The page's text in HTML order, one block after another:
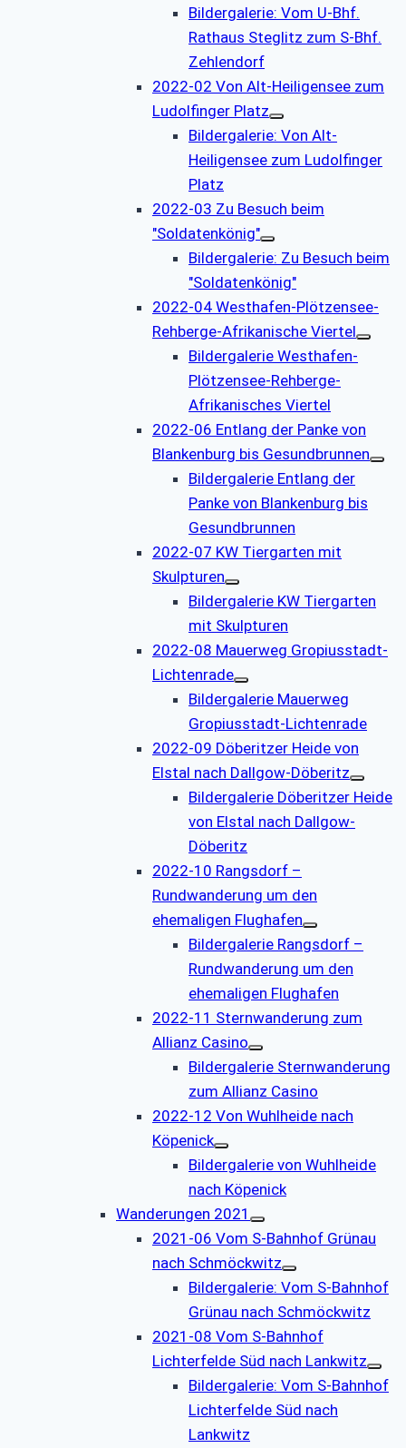
Bildergalerie: Vom U-Bhf.
Rathaus Steglitz zum S-Bhf.
Zehlendorf
2022-02 Von Alt-Heiligensee zum
Ludolfinger Platz
Bildergalerie: Von Alt-
Heiligensee zum Ludolfinger
Platz
2022-03 Zu Besuch beim
"Soldatenkönig"
Bildergalerie: Zu Besuch beim
"Soldatenkönig"
2022-04 Westhafen-Plötzensee-
Rehberge-Afrikanische Viertel
Bildergalerie Westhafen-
Plötzensee-Rehberge-
Afrikanisches Viertel
2022-06 Entlang der Panke von
Blankenburg bis Gesundbrunnen
Bildergalerie Entlang der
Panke von Blankenburg bis
Gesundbrunnen
2022-07 KW Tiergarten mit
Skulpturen
Bildergalerie KW Tiergarten
mit Skulpturen
2022-08 Mauerweg Gropiusstadt-
Lichtenrade
Bildergalerie Mauerweg
Gropiusstadt-Lichtenrade
2022-09 Döberitzer Heide von
Elstal nach Dallgow-Döberitz
Bildergalerie Döberitzer Heide
von Elstal nach Dallgow-
Döberitz
2022-10 Rangsdorf –
Rundwanderung um den
ehemaligen Flughafen
Bildergalerie Rangsdorf –
Rundwanderung um den
ehemaligen Flughafen
2022-11 Sternwanderung zum
Allianz Casino
Bildergalerie Sternwanderung
zum Allianz Casino
2022-12 Von Wuhlheide nach
Köpenick
Bildergalerie von Wuhlheide
nach Köpenick
Wanderungen 2021
2021-06 Vom S-Bahnhof Grünau
nach Schmöckwitz
Bildergalerie: Vom S-Bahnhof
Grünau nach Schmöckwitz
2021-08 Vom S-Bahnhof
Lichterfelde Süd nach Lankwitz
Bildergalerie: Vom S-Bahnhof
Lichterfelde Süd nach
Lankwitz